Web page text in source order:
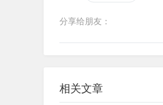
分享给朋友：
相关文章